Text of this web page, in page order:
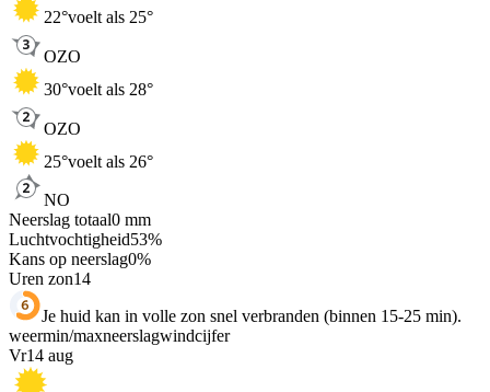
22°voelt als 25°
OZO
30°voelt als 28°
OZO
25°voelt als 26°
NO
Neerslag totaal0 mm
Luchtvochtigheid53%
Kans op neerslag0%
Uren zon14
Je huid kan in volle zon snel verbranden (binnen 15-25 min).
weermin/maxneerslagwindcijfer
Vr14 aug